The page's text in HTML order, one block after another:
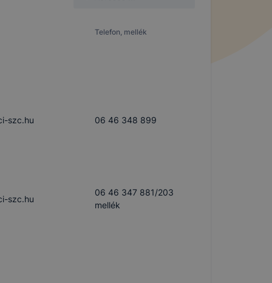
Telefon, mellék
szc.hu 06 46 348 899
szc.hu
06 46 347 881/203
mellék